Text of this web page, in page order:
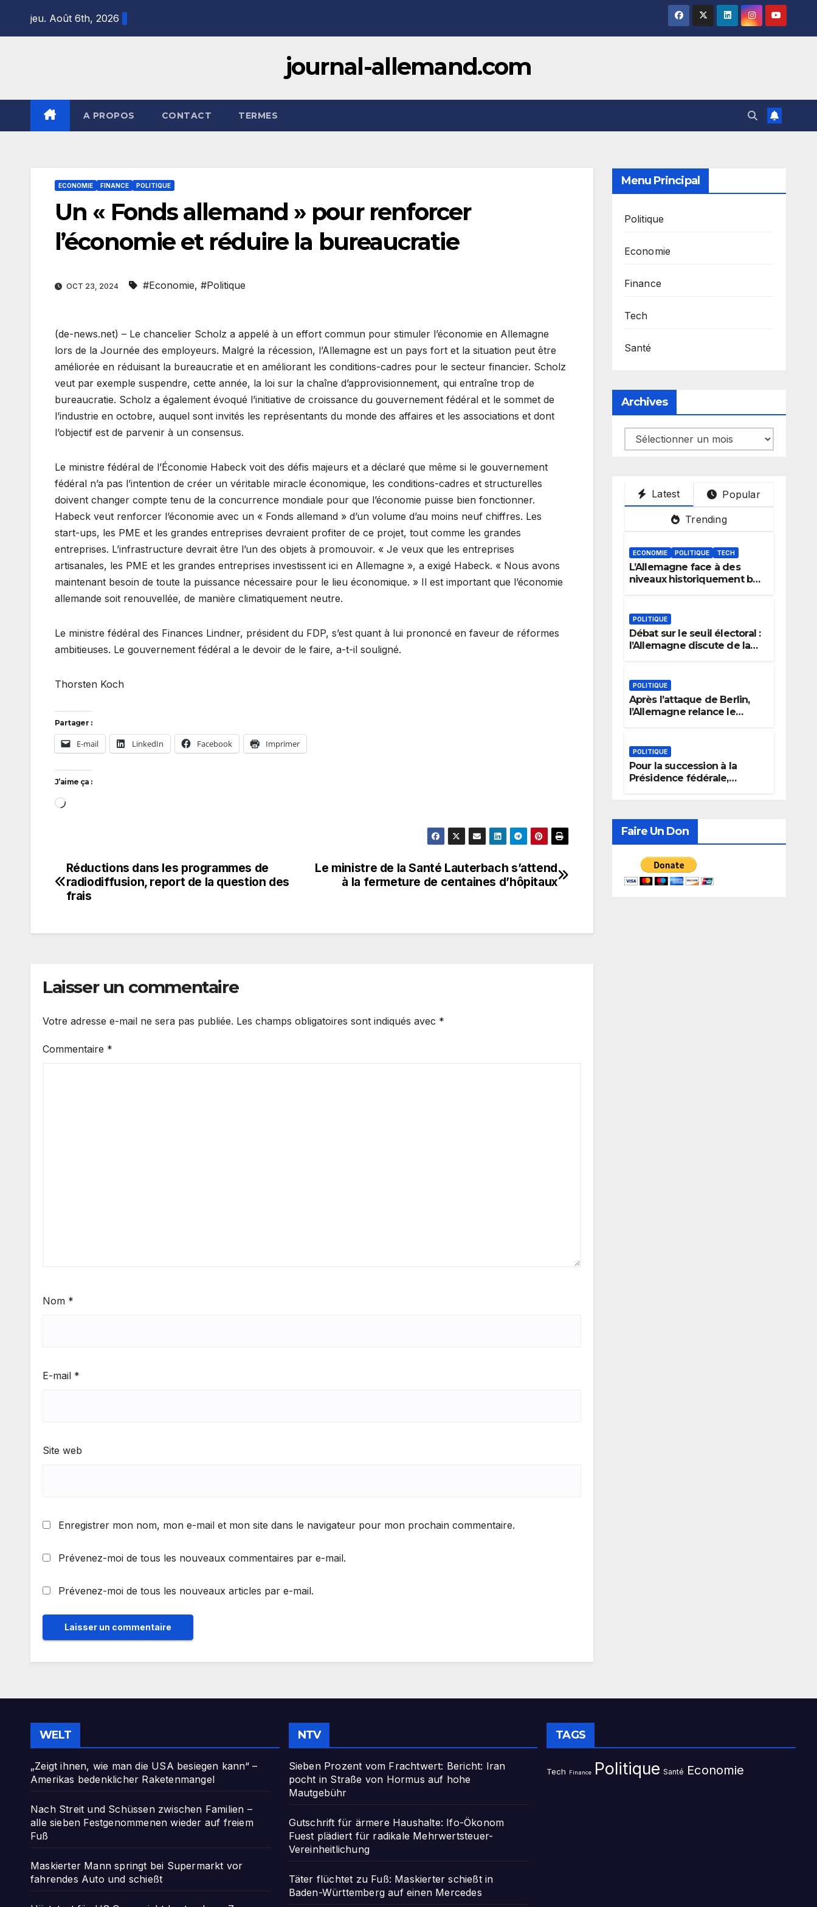
jeu. Août 6th, 2026
journal-allemand.com
A PROPOS CONTACT TERMES
ECONOMIE FINANCE POLITIQUE
Un « Fonds allemand » pour renforcer
l’économie et réduire la bureaucratie
OCT 23, 2024 #Economie, #Politique
(de-news.net) – Le chancelier Scholz a appelé à un effort commun pour stimuler l’économie en Allemagne
lors de la Journée des employeurs. Malgré la récession, l’Allemagne est un pays fort et la situation peut être
améliorée en réduisant la bureaucratie et en améliorant les conditions-cadres pour le secteur financier. Scholz
veut par exemple suspendre, cette année, la loi sur la chaîne d’approvisionnement, qui entraîne trop de
bureaucratie. Scholz a également évoqué l’initiative de croissance du gouvernement fédéral et le sommet de
l’industrie en octobre, auquel sont invités les représentants du monde des affaires et les associations et dont
l’objectif est de parvenir à un consensus.
Le ministre fédéral de l’Économie Habeck voit des défis majeurs et a déclaré que même si le gouvernement
fédéral n’a pas l’intention de créer un véritable miracle économique, les conditions-cadres et structurelles
doivent changer compte tenu de la concurrence mondiale pour que l’économie puisse bien fonctionner.
Habeck veut renforcer l’économie avec un « Fonds allemand » d’un volume d’au moins neuf chiffres. Les
start-ups, les PME et les grandes entreprises devraient profiter de ce projet, tout comme les grandes
entreprises. L’infrastructure devrait être l’un des objets à promouvoir. « Je veux que les entreprises
artisanales, les PME et les grandes entreprises investissent ici en Allemagne », a exigé Habeck. « Nous avons
maintenant besoin de toute la puissance nécessaire pour le lieu économique. » Il est important que l’économie
allemande soit renouvellée, de manière climatiquement neutre.
Le ministre fédéral des Finances Lindner, président du FDP, s’est quant à lui prononcé en faveur de réformes
ambitieuses. Le gouvernement fédéral a le devoir de le faire, a-t-il souligné.
Thorsten Koch
Partager :
E-mail LinkedIn Facebook Imprimer
J’aime ça :
Chargement…
Navigation
de
Le ministre de la Santé Lauterbach s’attend
à la fermeture de centaines d’hôpitaux
Réductions dans les programmes de
radiodiffusion, report de la question des
frais
Laisser un commentaire
Votre adresse e-mail ne sera pas publiée. Les champs obligatoires sont indiqués avec *
Commentaire *
Nom *
E-mail *
Site web
Enregistrer mon nom, mon e-mail et mon site dans le navigateur pour mon prochain commentaire.
Prévenez-moi de tous les nouveaux commentaires par e-mail.
Prévenez-moi de tous les nouveaux articles par e-mail.
Menu Principal
Politique
Economie
Finance
Tech
Santé
Archives
Archives
Latest Popular
Trending
ECONOMIE POLITIQUE TECH
L’Allemagne face à des
niveaux historiquement bas
POLITIQUE
Débat sur le seuil électoral :
l’Allemagne discute de la
POLITIQUE
Après l’attaque de Berlin,
l’Allemagne relance le
POLITIQUE
Pour la succession à la
Présidence fédérale,
recherche de consensus
Faire Un Don
WELT
„Zeigt ihnen, wie man die USA besiegen kann“ –
Amerikas bedenklicher Raketenmangel
Nach Streit und Schüssen zwischen Familien –
alle sieben Festgenommenen wieder auf freiem
Fuß
Maskierter Mann springt bei Supermarkt vor
fahrendes Auto und schießt
NTV
Sieben Prozent vom Frachtwert: Bericht: Iran
pocht in Straße von Hormus auf hohe
Mautgebühr
Gutschrift für ärmere Haushalte: Ifo-Ökonom
Fuest plädiert für radikale Mehrwertsteuer-
Vereinheitlichung
Täter flüchtet zu Fuß: Maskierter schießt in
Baden-Württemberg auf einen Mercedes
TAGS
Tech Finance Politique Santé Economie